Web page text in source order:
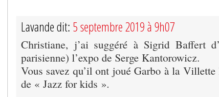
Lavande dit: 5 septembre 2019 à 9h07
Christiane, j’ai suggéré à Sigrid Baffert
parisienne) l’expo de Serge Kantorowicz.
Vous savez qu’il ont joué Garbo à la
de « Jazz for kids ».